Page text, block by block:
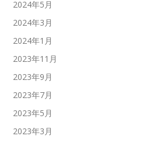
2024年5月
2024年3月
2024年1月
2023年11月
2023年9月
2023年7月
2023年5月
2023年3月